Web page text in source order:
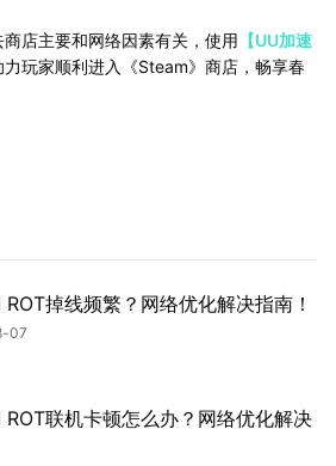
店主要和网络因素有关，使用 【UU加速
玩家顺利进入《Steam》商店，畅享春
ROT掉线频繁？网络优化解决指南！
07
ROT联机卡顿怎么办？网络优化解决